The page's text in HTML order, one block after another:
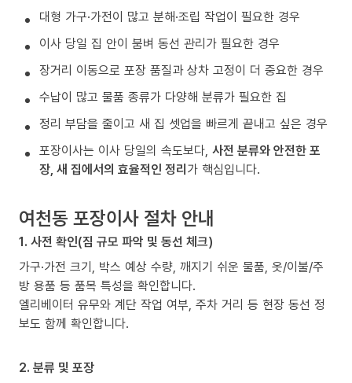
대형 가구·가전이 많고 분해·조립 작업이 필요한 경우
이사 당일 집 안이 붐벼 동선 관리가 필요한 경우
장거리 이동으로 포장 품질과 상차 고정이 더 중요한 경우
수납이 많고 물품 종류가 다양해 분류가 필요한 집
정리 부담을 줄이고 새 집 셋업을 빠르게 끝내고 싶은 경우
포장이사는 이사 당일의 속도보다, 사전 분류와 안전한 포
장, 새 집에서의 효율적인 정리가 핵심입니다.
여천동 포장이사 절차 안내
1. 사전 확인(짐 규모 파악 및 동선 체크)
가구·가전 크기, 박스 예상 수량, 깨지기 쉬운 물품, 옷/이불/주
방 용품 등 품목 특성을 확인합니다.
엘리베이터 유무와 계단 작업 여부, 주차 거리 등 현장 동선 정
보도 함께 확인합니다.
2. 분류 및 포장